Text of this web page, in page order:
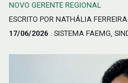
NOVO GERENTE REGIONAL
ESCRITO POR NATHÁLIA
17/06/2026 . SISTEMA FAEMG,